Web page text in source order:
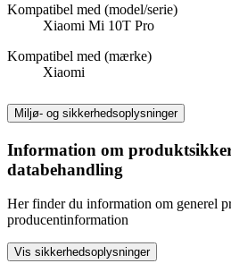
Kompatibel med (model/serie)
Xiaomi Mi 10T Pro
Kompatibel med (mærke)
Xiaomi
Miljø- og sikkerhedsoplysninger
Information om
databehandling
Her finder du information om generel
producentinformation
Vis sikkerhedsoplysninger